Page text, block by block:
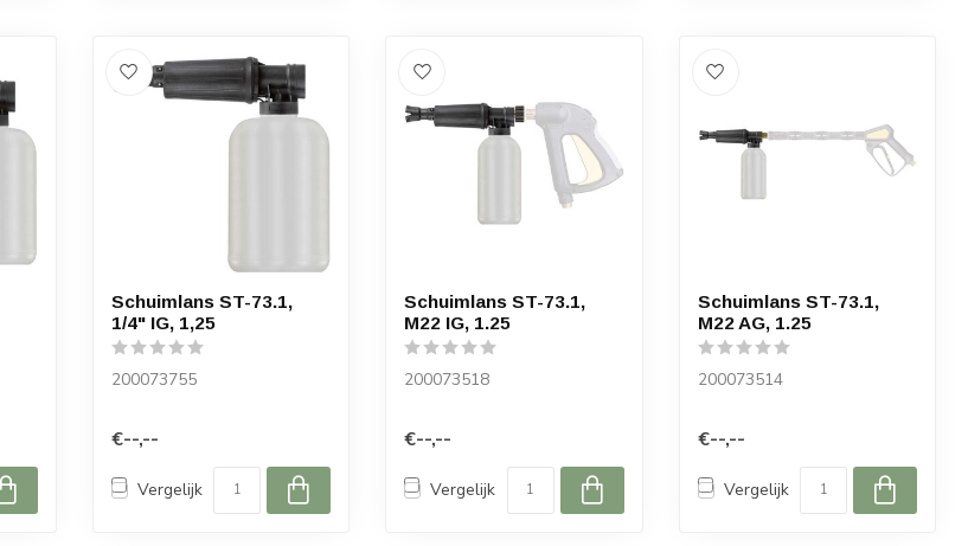
Schuimlans ST-73.1,
1/4" IG, 1,25
200073755
€--,--
Vergelijk
Schuimlans ST-73.1,
M22 IG, 1.25
200073518
€--,--
Vergelijk
Schuimlans ST-73.1,
M22 AG, 1.25
200073514
€--,--
Vergelijk